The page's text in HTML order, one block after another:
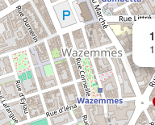
www.vme.plus/
114 WAZEMMES
114 r de wazemmes